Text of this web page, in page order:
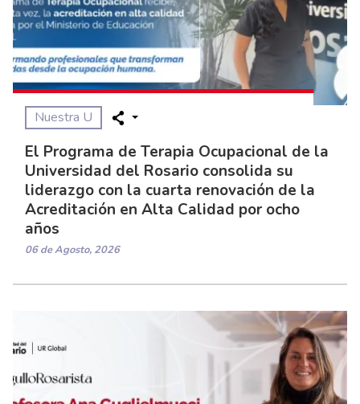
Nuestra U
El Programa de Terapia Ocupacional de la
Universidad del Rosario consolida su
liderazgo con la cuarta renovación de la
Acreditación en Alta Calidad por ocho
años
06 de Agosto, 2026